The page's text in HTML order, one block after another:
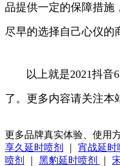
品提供一定的保障措施
尽早的选择自己心仪的
以上就是2021抖音
了。更多内容请关注本
更多品牌真实体验、使用
享久延时喷剂
宵战延时
喷剂
黑豹延时喷剂